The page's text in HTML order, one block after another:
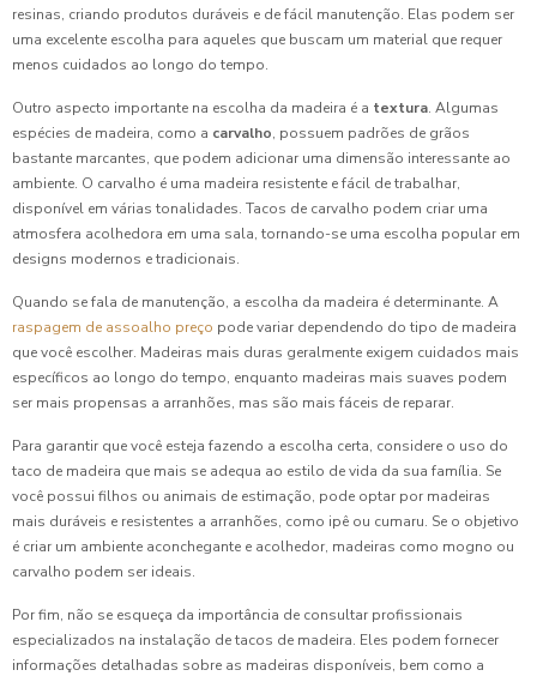
resinas, criando produtos duráveis e de fácil manutenção. Elas podem ser
uma excelente escolha para aqueles que buscam um material que requer
menos cuidados ao longo do tempo.
Outro aspecto importante na escolha da madeira é a textura. Algumas
espécies de madeira, como a carvalho, possuem padrões de grãos
bastante marcantes, que podem adicionar uma dimensão interessante ao
ambiente. O carvalho é uma madeira resistente e fácil de trabalhar,
disponível em várias tonalidades. Tacos de carvalho podem criar uma
atmosfera acolhedora em uma sala, tornando-se uma escolha popular em
designs modernos e tradicionais.
Quando se fala de manutenção, a escolha da madeira é determinante. A
raspagem de assoalho preço pode variar dependendo do tipo de madeira
que você escolher. Madeiras mais duras geralmente exigem cuidados mais
específicos ao longo do tempo, enquanto madeiras mais suaves podem
ser mais propensas a arranhões, mas são mais fáceis de reparar.
Para garantir que você esteja fazendo a escolha certa, considere o uso do
taco de madeira que mais se adequa ao estilo de vida da sua família. Se
você possui filhos ou animais de estimação, pode optar por madeiras
mais duráveis e resistentes a arranhões, como ipê ou cumaru. Se o objetivo
é criar um ambiente aconchegante e acolhedor, madeiras como mogno ou
carvalho podem ser ideais.
Por fim, não se esqueça da importância de consultar profissionais
especializados na instalação de tacos de madeira. Eles podem fornecer
informações detalhadas sobre as madeiras disponíveis, bem como a